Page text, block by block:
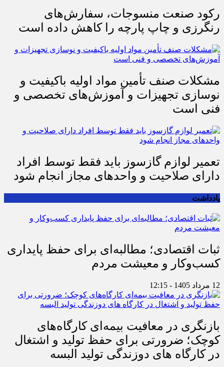
رکود صنعت منسوجات، سفارش‌های
رنگرزی و چاپ پارچه را کاهش داده است
مشکلات صنف تأمین مواد اولیه باکیفیت و
نوسازی تجهیزات و آموزش‌های تخصصی و
فنی است
تعمیر لوازم گازسوز باید فقط توسط افراد
دارای صلاحیت و واحدهای مجاز انجام شود
یادداشت
ثبات اقتصادی؛ مطالبه‌ای برای حفظ پایداری
کسب‌وکار و معیشت مردم
12 مرداد 1405 - 12:15
بازنگری در معافیت بیمه‌ای کارگاه‌های
کوچک؛ ضرورتی برای حفظ تولید و اشتغال
در کارگاه های دوزندگی تولید البسه